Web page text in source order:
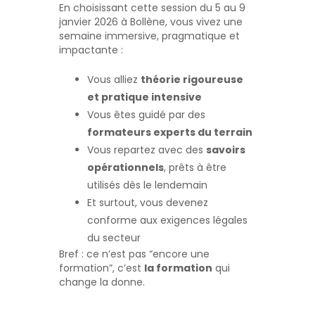
En choisissant cette session du 5 au 9
janvier 2026 à Bollène, vous vivez une
semaine immersive, pragmatique et
impactante :
Vous alliez théorie rigoureuse
et pratique intensive
Vous êtes guidé par des
formateurs experts du terrain
Vous repartez avec des savoirs
opérationnels, prêts à être
utilisés dès le lendemain
Et surtout, vous devenez
conforme aux exigences légales
du secteur
Bref : ce n’est pas “encore une
formation”, c’est la formation qui
change la donne.